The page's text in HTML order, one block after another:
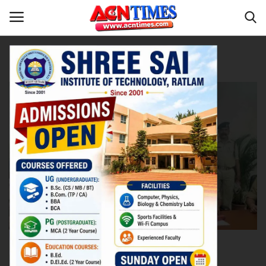
Home
Contact
नीर_का_तीर
मध्यप्रदेश
देश
विदेश
उत्तर प्रदेश
Tag:MP Headlines
रतलाम